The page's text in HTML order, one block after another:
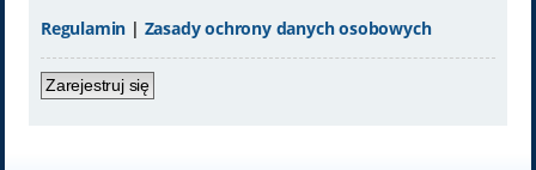
Regulamin | Zasady ochrony danych osobowych
Zarejestruj się